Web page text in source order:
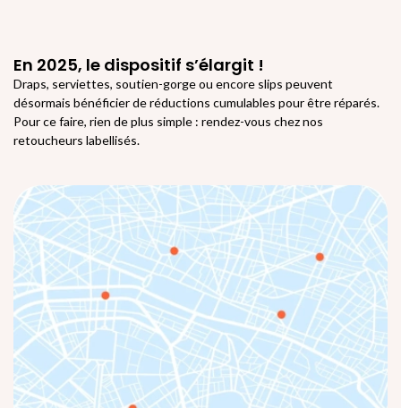
En 2025, le dispositif s’élargit !
Draps, serviettes, soutien-gorge ou encore slips peuvent
désormais bénéficier de réductions cumulables pour être réparés.
Pour ce faire, rien de plus simple : rendez-vous chez nos
retoucheurs labellisés.